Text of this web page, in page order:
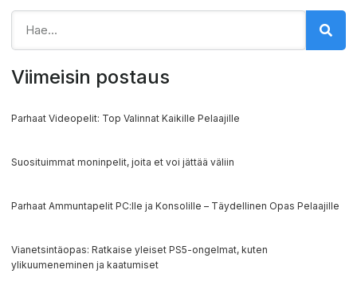
Viimeisin postaus
Parhaat Videopelit: Top Valinnat Kaikille Pelaajille
Suosituimmat moninpelit, joita et voi jättää väliin
Parhaat Ammuntapelit PC:lle ja Konsolille – Täydellinen Opas Pelaajille
Vianetsintäopas: Ratkaise yleiset PS5-ongelmat, kuten
ylikuumeneminen ja kaatumiset